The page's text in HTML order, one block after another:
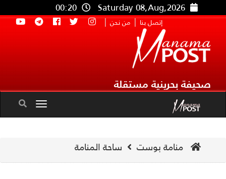
Saturday 08,Aug,2026
00:20
إتصل بنا | من نحن |
صحيفة بحرينية مستقلة
Toggle
navigation
منامة بوست ساحة المنامة